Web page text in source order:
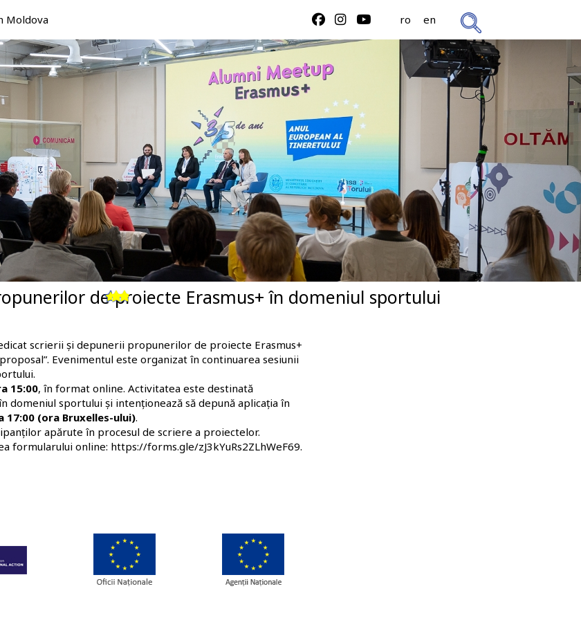
Moldova ro en
de proiecte Erasmus+ în domeniul sportului
scrierii și depunerii propunerilor de proiecte Erasmus+
Evenimentul este organizat în continuarea sesiunii
15:00, în format online. Activitatea este destinată
sportului și intenționează să depună aplicația în
17:00 (ora Bruxelles-ului).
apărute în procesul de scriere a proiectelor.
formularului online: https://forms.gle/zJ3kYuRs2ZLhWeF69.